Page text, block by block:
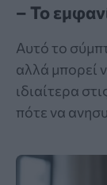
– Το
Αυτό το
αλλά μπορεί
ιδιαίτερα
πότε να